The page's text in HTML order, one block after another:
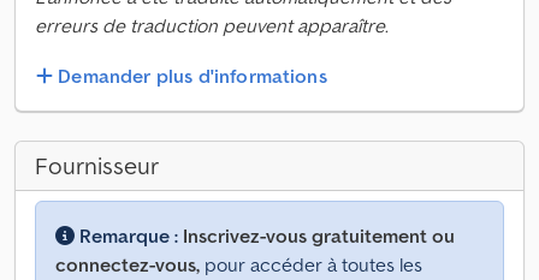
erreurs de traduction peuvent apparaître.
Demander plus d'informations
Fournisseur
Remarque : Inscrivez-vous gratuitement ou
connectez-vous, pour accéder à toutes les